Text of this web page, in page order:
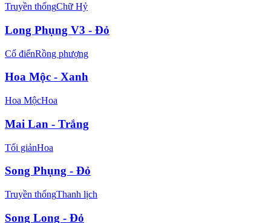
Truyền thốngChữ Hỷ
Long Phụng V3 - Đỏ
Cổ điểnRồng phượng
Hoa Mộc - Xanh
Hoa MộcHoa
Mai Lan - Trắng
Tối giảnHoa
Song Phụng - Đỏ
Truyền thốngThanh lịch
Song Long - Đỏ